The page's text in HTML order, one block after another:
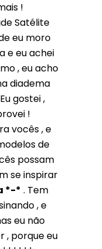
!
Satélite
eu moro
e eu achei
, eu acho
diadema
gostei ,
!
vocês , e
de
possam
se inspirar
*-* . Tem
, e
eu não
, porque eu